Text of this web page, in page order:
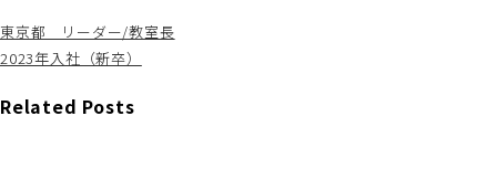
東京都 リーダー/教室長
2023年入社（新卒）
Related Posts